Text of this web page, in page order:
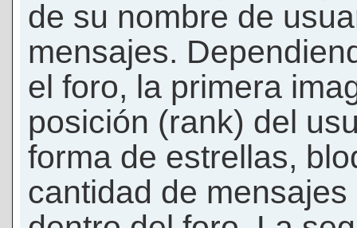
de su nombre de
mensajes.
el foro, la primera
posición (rank) del
forma de estrellas,
cantidad de